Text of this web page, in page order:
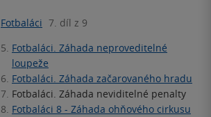
Fotbaláci 7. díl z 9
5. Fotbaláci. Záhada neproveditelné
loupeže
6. Fotbaláci. Záhada začarovaného hradu
7. Fotbaláci. Záhada neviditelné penalty
8. Fotbaláci 8 - Záhada ohňového cirkusu